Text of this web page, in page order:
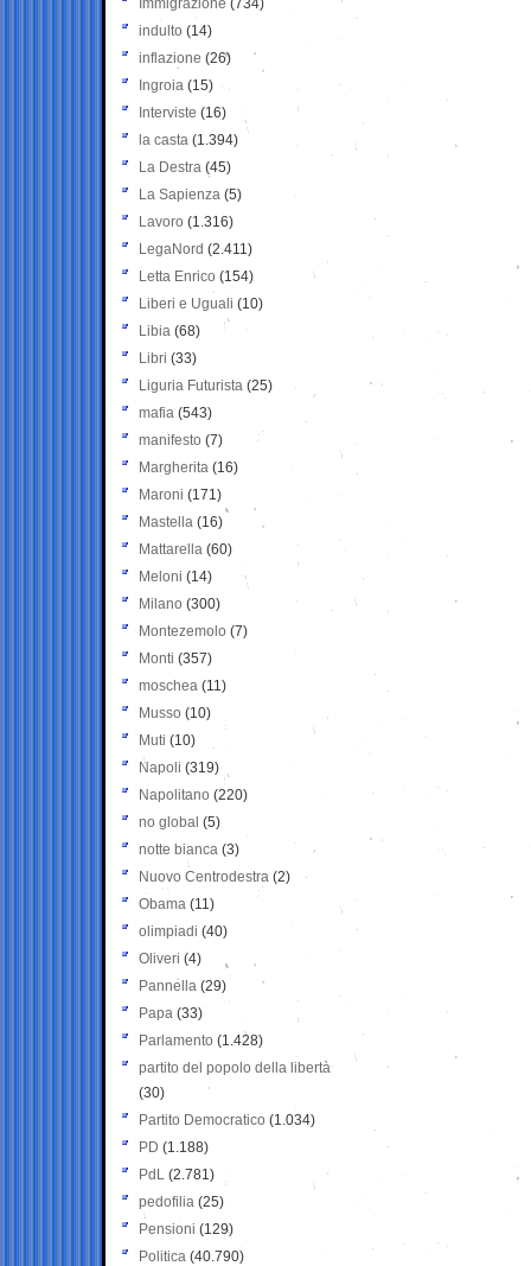
Immigrazione (734)
indulto (14)
inflazione (26)
Ingroia (15)
Interviste (16)
la casta (1.394)
La Destra (45)
La Sapienza (5)
Lavoro (1.316)
LegaNord (2.411)
Letta Enrico (154)
Liberi e Uguali (10)
Libia (68)
Libri (33)
Liguria Futurista (25)
mafia (543)
manifesto (7)
Margherita (16)
Maroni (171)
Mastella (16)
Mattarella (60)
Meloni (14)
Milano (300)
Montezemolo (7)
Monti (357)
moschea (11)
Musso (10)
Muti (10)
Napoli (319)
Napolitano (220)
no global (5)
notte bianca (3)
Nuovo Centrodestra (2)
Obama (11)
olimpiadi (40)
Oliveri (4)
Pannella (29)
Papa (33)
Parlamento (1.428)
partito del popolo della libertà
(30)
Partito Democratico (1.034)
PD (1.188)
PdL (2.781)
pedofilia (25)
Pensioni (129)
Politica (40.790)